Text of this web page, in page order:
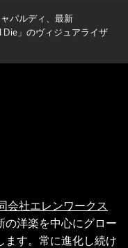
パルディ、最新
Die」のヴィジュアライザ
会社エレンワークス
の洋楽を中心にグロー
ます。常に進化し続け